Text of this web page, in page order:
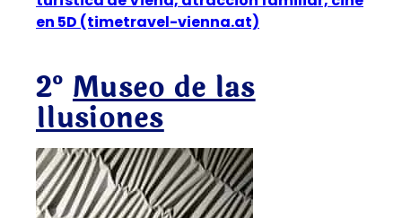
en 5D (timetravel-vienna.at)
2º Museo de las
Ilusiones